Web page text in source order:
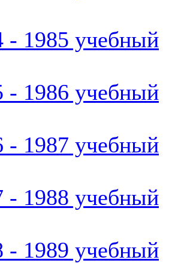
- 1985 учебный
- 1986 учебный
- 1987 учебный
- 1988 учебный
- 1989 учебный